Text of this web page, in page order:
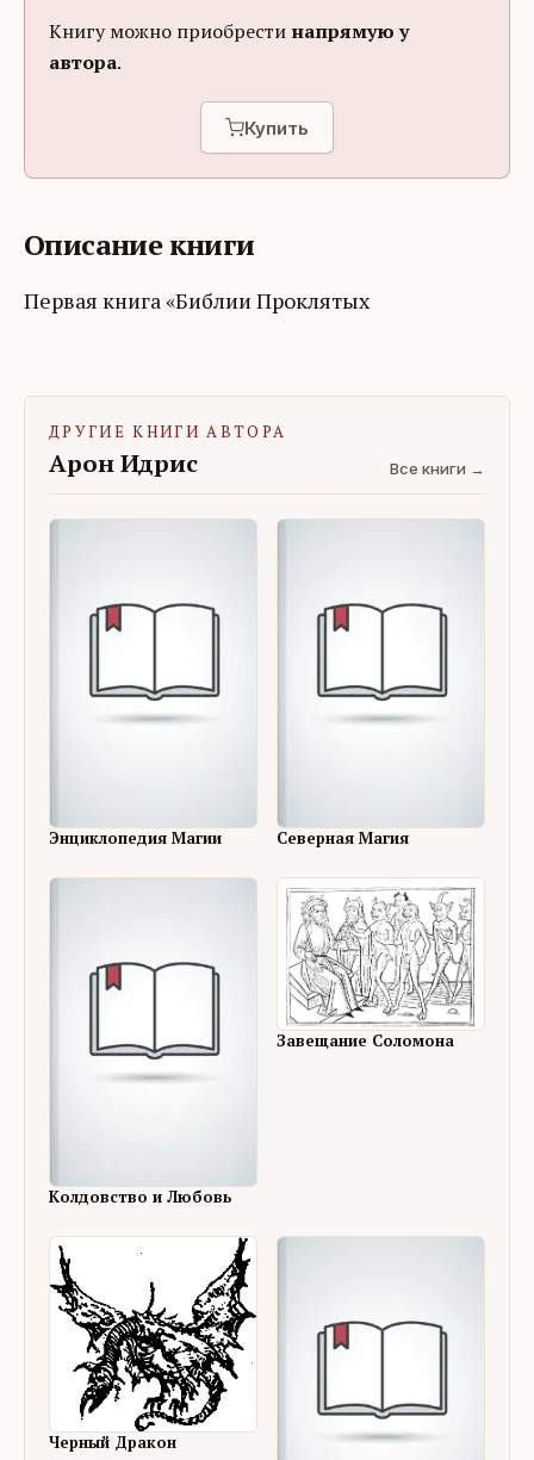
Книгу можно приобрести напрямую у
автора.
Купить
Описание книги
Первая книга «Библии Проклятых
ДРУГИЕ КНИГИ АВТОРА
Арон Идрис Все книги →
Энциклопедия Магии Северная Магия
Колдовство и Любовь
Завещание Соломона
Черный Дракон